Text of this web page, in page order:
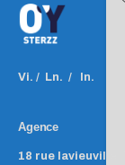
Vi. / Ln. / In.
Agence
18 rue lavieuville